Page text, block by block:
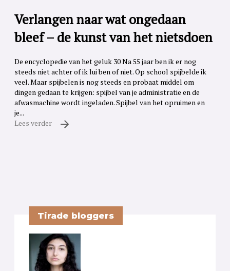
Verlangen naar wat ongedaan
bleef – de kunst van het nietsdoen
De encyclopedie van het geluk 30 Na 55 jaar ben ik er nog
steeds niet achter of ik lui ben of niet. Op school spijbelde ik
veel. Maar spijbelen is nog steeds en probaat middel om
dingen gedaan te krijgen: spijbel van je administratie en de
afwasmachine wordt ingeladen. Spijbel van het opruimen en
je...
Lees verder
Tirade bloggers